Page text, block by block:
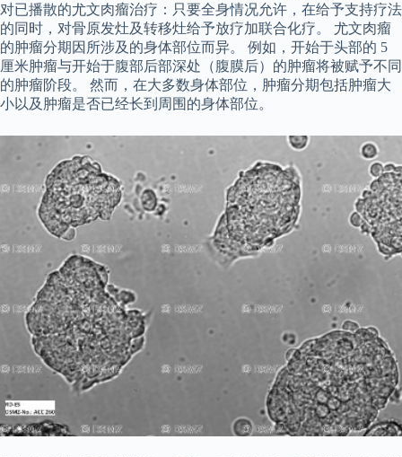
对已播散的尤文肉瘤治疗：只要全身情况允许，在给予支持疗法
的同时，对骨原发灶及转移灶给予放疗加联合化疗。 尤文肉瘤
的肿瘤分期因所涉及的身体部位而异。 例如，开始于头部的 5
厘米肿瘤与开始于腹部后部深处（腹膜后）的肿瘤将被赋予不同
的肿瘤阶段。 然而，在大多数身体部位，肿瘤分期包括肿瘤大
小以及肿瘤是否已经长到周围的身体部位。